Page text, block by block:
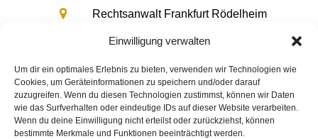
Einwilligung verwalten
Um dir ein optimales Erlebnis zu bieten, verwenden wir Technologien wie
Cookies, um Geräteinformationen zu speichern und/oder darauf
zuzugreifen. Wenn du diesen Technologien zustimmst, können wir Daten
wie das Surfverhalten oder eindeutige IDs auf dieser Website verarbeiten.
Wenn du deine Einwilligung nicht erteilst oder zurückziehst, können
bestimmte Merkmale und Funktionen beeinträchtigt werden.
Rechtsanwalt Frankfurt Rödelheim
Rechtsanwalt Offenbach
Rechtsanwalt Nordenstadt
Anwalt Arheilgen
Anwalt Wiesbaden